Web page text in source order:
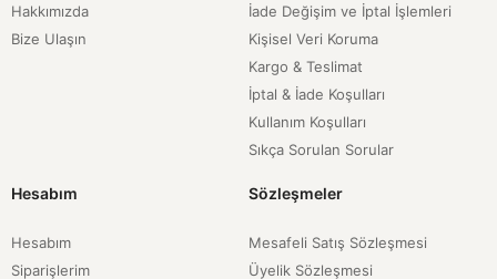
Hakkımızda
Bize Ulaşın
İade Değişim ve İptal İşlemleri
Kişisel Veri Koruma
Kargo & Teslimat
İptal & İade Koşulları
Kullanım Koşulları
Sıkça Sorulan Sorular
Hesabım
Hesabım
Siparişlerim
Sözleşmeler
Mesafeli Satış Sözleşmesi
Üyelik Sözleşmesi